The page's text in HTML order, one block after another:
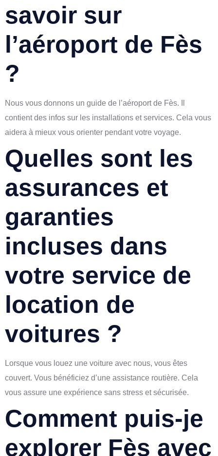
savoir sur
l’aéroport de Fès
?
Nous vous donnons un guide de l’aéroport de Fès. Il
contient des infos sur les installations et services. Cela vous
aidera à mieux vous orienter pendant votre voyage.
Quelles sont les
assurances et
garanties
incluses dans
votre service de
location de
voitures ?
Lorsque vous louez une voiture avec nous, vous êtes
couvert. Vous bénéficiez d’une assistance routière. Cela
vous assure une expérience sans stress et sécurisée.
Comment puis-je
explorer Fès avec